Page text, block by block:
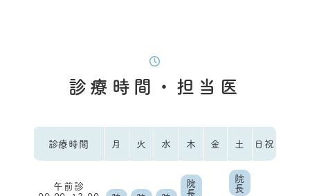
診療時間・担当医
診療時間 月 火 水 木 金 土 日祝
午前診
院
長
院
長